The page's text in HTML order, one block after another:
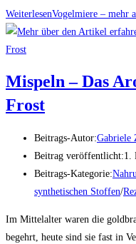
WeiterlesenVogelmiere – mehr
Mispeln – Das
Frost
Beitrags-Autor:Gabriele
Beitrag veröffentlicht:1.
Beitrags-Kategorie:
synthetischen Stoffen/
Im Mittelalter waren die
begehrt, heute sind sie fast in